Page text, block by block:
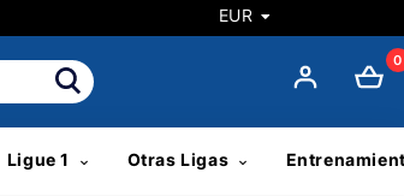
EUR
0
Ligue 1 Otras Ligas